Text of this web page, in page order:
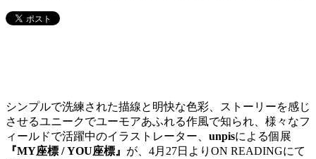
シンプルで洗練された描線と明快な色彩、ストーリーを感じ
させるユニークでユーモアあふれる作風で知られ、様々なフ
ィールドで活躍中のイラストレーター、 unpisによる個展
『MY座標 / YOU座標』 が、4月27日よりON READINGにて